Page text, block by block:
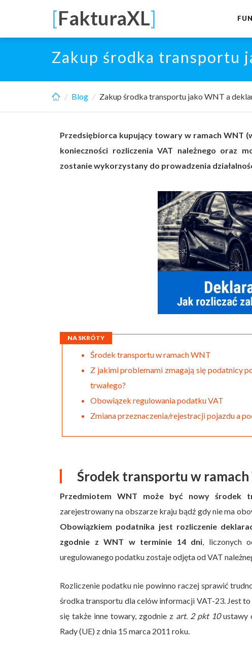
main
[FakturaXL]
Zakup środka transportu
Blog Zakup środka transportu jako WNT a
Przedsiębiorca kupujący towary w ramach WNT
konieczności rozliczenia VAT należnego oraz
zostanie wykorzystany do prowadzenia
NA SKRÓTY
Środek transportu w ramach WNT
Z jakimi problemami zmagają się podatnicy
trwałego?
Obowiązek regulowania podatku VAT
Zmiana przeznaczenia/rejestracji pojazdu a
Środek transportu w
Przedmiotem WNT może być nowy środek
zarejestrowany na obszarze kraju bądź gdy nie ma
Obowiązkiem podatnika jest rozliczenie
zgodnie z WNT w terminie 14 dni, liczonych
uregulowanego podatku zostaje odjęta od VAT
Rozliczenie podatku nie powinno raczej sprawić
środka transportu dla celów informacji VAT-23. Jest
się także inne towary, zgodnie z art. 2 pkt 10ustawy
Rady (UE) z dnia 15 marca 2011 roku.